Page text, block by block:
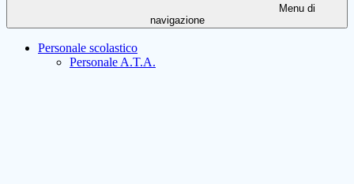
Menu di
navigazione
Personale scolastico
Personale A.T.A.